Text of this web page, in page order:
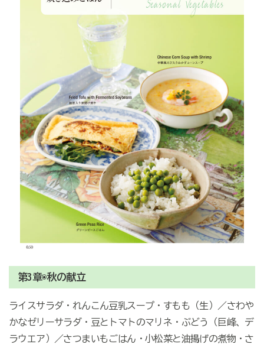
第3章◉秋の献立
ライスサラダ・れんこん豆乳スープ・すもも（生）／さわや
かなゼリーサラダ・豆とトマトのマリネ・ぶどう（巨峰、デ
ラウエア）／さつまいもごはん・小松菜と油揚げの煮物・さ